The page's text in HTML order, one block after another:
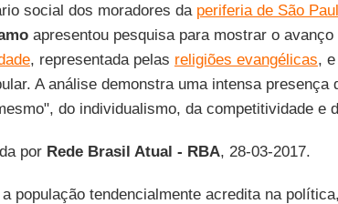
social dos moradores da periferia de São
apresentou pesquisa para mostrar o avanço
, representada pelas religiões evangélicas,
A análise demonstra uma intensa presença
do individualismo, da competitividade e
por Rede Brasil Atual - RBA, 28-03-2017.
população tendencialmente acredita na